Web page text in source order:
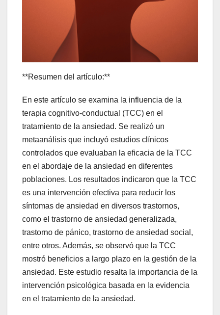
**Resumen del artículo:**
En este artículo se examina la influencia de la
terapia cognitivo-conductual (TCC) en el
tratamiento de la ansiedad. Se realizó un
metaanálisis que incluyó estudios clínicos
controlados que evaluaban la eficacia de la TCC
en el abordaje de la ansiedad en diferentes
poblaciones. Los resultados indicaron que la TCC
es una intervención efectiva para reducir los
síntomas de ansiedad en diversos trastornos,
como el trastorno de ansiedad generalizada,
trastorno de pánico, trastorno de ansiedad social,
entre otros. Además, se observó que la TCC
mostró beneficios a largo plazo en la gestión de la
ansiedad. Este estudio resalta la importancia de la
intervención psicológica basada en la evidencia
en el tratamiento de la ansiedad.